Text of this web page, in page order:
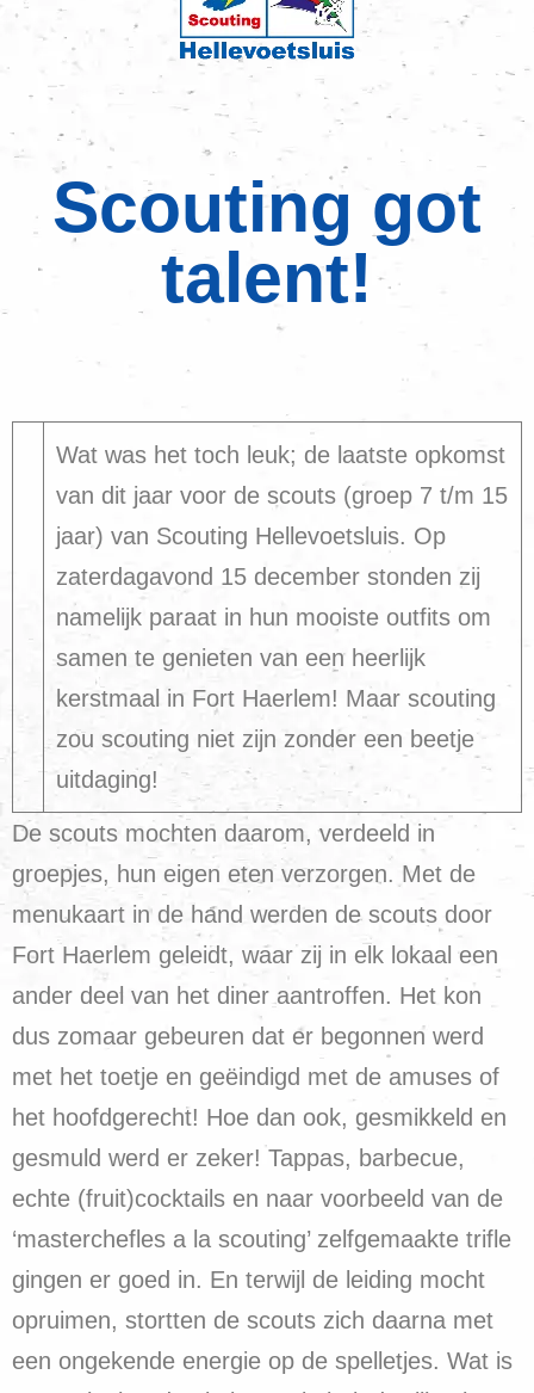
Scouting got
talent!
Wat was het toch leuk; de laatste opkomst
van dit jaar voor de scouts (groep 7 t/m 15
jaar) van Scouting Hellevoetsluis. Op
zaterdagavond 15 december stonden zij
namelijk paraat in hun mooiste outfits om
samen te genieten van een heerlijk
kerstmaal in Fort Haerlem! Maar scouting
zou scouting niet zijn zonder een beetje
uitdaging!
De scouts mochten daarom, verdeeld in
groepjes, hun eigen eten verzorgen. Met de
menukaart in de hand werden de scouts door
Fort Haerlem geleidt, waar zij in elk lokaal een
ander deel van het diner aantroffen. Het kon
dus zomaar gebeuren dat er begonnen werd
met het toetje en geëindigd met de amuses of
het hoofdgerecht! Hoe dan ook, gesmikkeld en
gesmuld werd er zeker! Tappas, barbecue,
echte (fruit)cocktails en naar voorbeeld van de
‘masterchefles a la scouting’ zelfgemaakte trifle
gingen er goed in. En terwijl de leiding mocht
opruimen, stortten de scouts zich daarna met
een ongekende energie op de spelletjes. Wat is